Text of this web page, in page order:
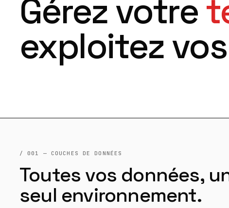
Gérez votre
exploitez
/ 001 — COUCHES DE DONNÉES
Toutes vos données,
seul environnement.